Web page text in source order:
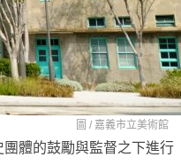
圖 / 嘉義市立美術館
體的鼓勵與監督之下進行